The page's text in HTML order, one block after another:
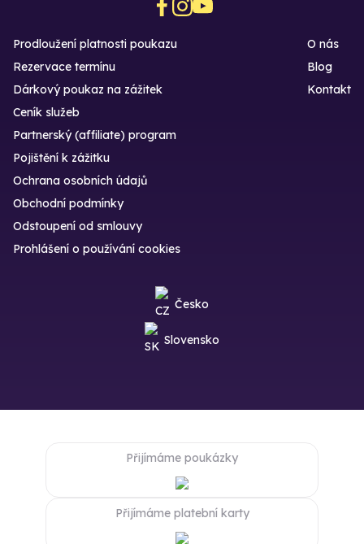
Prodloužení platnosti poukazu
Rezervace termínu
Dárkový poukaz na zážitek
O nás
Blog
Kontakt
Ceník služeb
Partnerský (affiliate) program
Pojištění k zážitku
Ochrana osobních údajů
Obchodní podmínky
Odstoupení od smlouvy
Prohlášení o používání cookies
Česko
Slovensko
Přijímáme poukázky
Přijímáme platební karty